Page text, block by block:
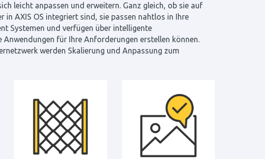
leicht anpassen und erweitern. Ganz gleich, ob sie auf
AXIS OS integriert sind, sie passen nahtlos in Ihre
Systemen und verfügen über intelligente
für Ihre Anforderungen erstellen können.
werden Skalierung und Anpassung zum